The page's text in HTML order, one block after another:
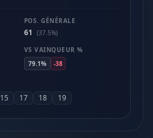
POS. GÉNÉRALE
61
(37.5%)
VS VAINQUEUR %
79.1%
-38
15 17 18 19